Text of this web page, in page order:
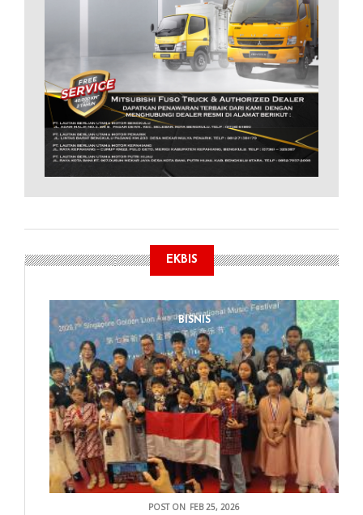
EKBIS
BISNIS
POST ON FEB 25, 2026